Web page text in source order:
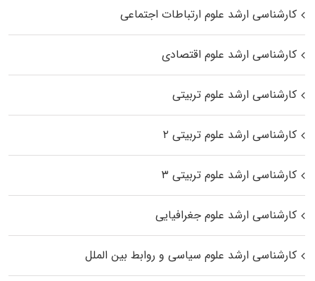
کارشناسی ارشد علوم ارتباطات اجتماعی
کارشناسی ارشد علوم اقتصادی
کارشناسی ارشد علوم تربیتی
کارشناسی ارشد علوم تربیتی ۲
کارشناسی ارشد علوم تربیتی ۳
کارشناسی ارشد علوم جغرافیایی
کارشناسی ارشد علوم سیاسی و روابط بین الملل